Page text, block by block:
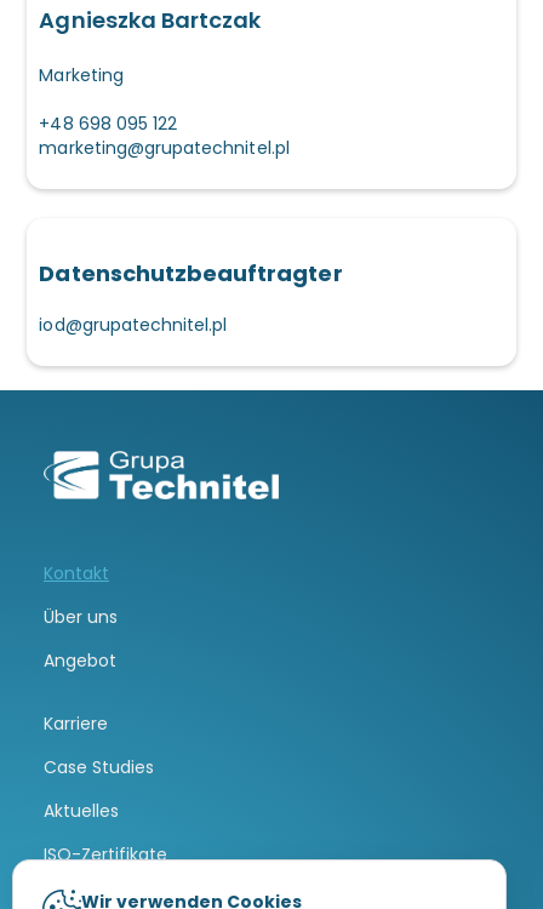
Agnieszka Bartczak
Marketing
+48 698 095 122
marketing@grupatechnitel.pl
Datenschutzbeauftragter
iod@grupatechnitel.pl
Kontakt
Über uns
Angebot
Karriere
Case Studies
Aktuelles
ISO-Zertifikate
Wir verwenden Cookies